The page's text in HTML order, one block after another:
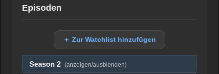
Episoden
＋ Zur Watchlist hinzufügen
Season 2 (anzeigen/ausblenden)